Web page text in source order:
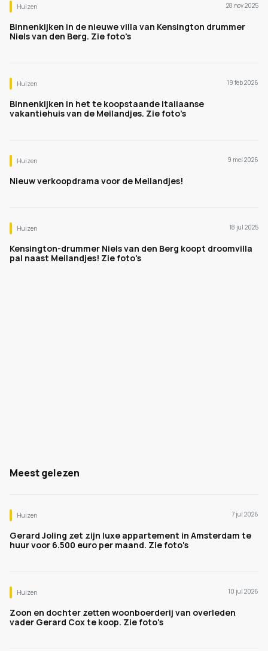
Huizen 28 nov 2025
Binnenkijken in de nieuwe villa van Kensington drummer
Niels van den Berg. Zie foto's
Huizen 19 feb 2026
Binnenkijken in het te koopstaande Italiaanse
vakantiehuis van de Meilandjes. Zie foto’s
Huizen 9 mei 2026
Nieuw verkoopdrama voor de Meilandjes!
Huizen 18 jul 2025
Kensington-drummer Niels van den Berg koopt droomvilla
pal naast Meilandjes! Zie foto's
Meest gelezen
Huizen 7 jul 2026
Gerard Joling zet zijn luxe appartement in Amsterdam te
huur voor 6.500 euro per maand. Zie foto's
Huizen 10 jul 2026
Zoon en dochter zetten woonboerderij van overleden
vader Gerard Cox te koop. Zie foto's